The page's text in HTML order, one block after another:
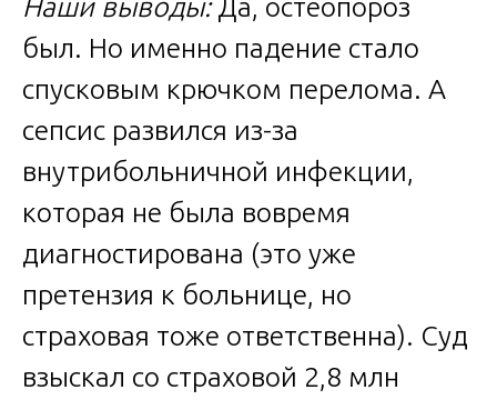
Наши выводы:Да, остеопороз
был. Но именно падение стало
спусковым крючком перелома. А
сепсис развился из-за
внутрибольничной инфекции,
которая не была вовремя
диагностирована (это уже
претензия к больнице, но
страховая тоже ответственна). Суд
взыскал со страховой 2,8 млн